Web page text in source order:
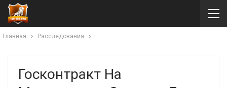
Главная Расследования
Госконтракт На